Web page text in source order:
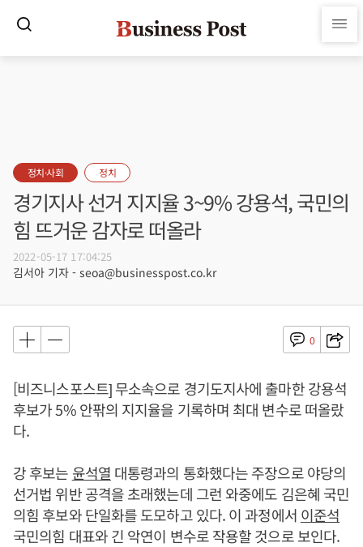
정치·사회 정치
경기지사 선거 지지율 3~9% 강용석, 국민의
힘 뜨거운 감자로 떠올라
2022-05-17 17:04:25
김서아 기자 - seoa@businesspost.co.kr
0
[비즈니스포스트] 무소속으로 경기도지사에 출마한 강용석
후보가 5% 안팎의 지지율을 기록하며 최대 변수로 떠올랐
다.
강 후보는 윤석열 대통령과의 통화했다는 주장으로 야당의
선거법 위반 공격을 초래했는데 그런 와중에도 김은혜 국민
의힘 후보와 단일화를 도모하고 있다. 이 과정에서 이준석
국민의힘 대표와 긴 악연이 변수로 작용할 것으로 보인다.